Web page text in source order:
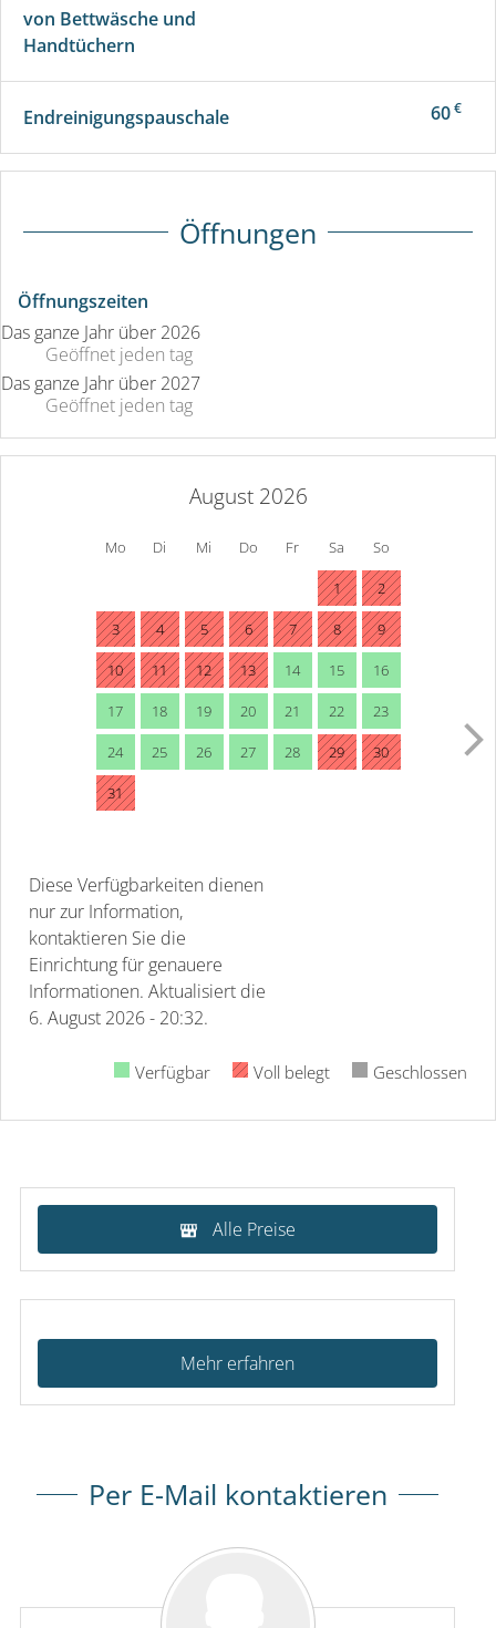
von Bettwäsche und
Handtüchern
Endreinigungspauschale 60€
Öffnungen
Öffnungszeiten
Das ganze Jahr über 2026
Geöffnet jeden tag
Das ganze Jahr über 2027
Geöffnet jeden tag
August 2026
Mo Di Mi Do Fr Sa So
1 2
3 4 5 6 7 8 9
10 11 12 13 14 15 16
17 18 19 20 21 22 23
24 25 26 27 28 29 30
31
Diese Verfügbarkeiten dienen
nur zur Information,
kontaktieren Sie die
Einrichtung für genauere
Informationen. Aktualisiert die
6. August 2026 - 20:32.
Verfügbar Voll belegt Geschlossen
Alle Preise
Mehr erfahren
Per E-Mail kontaktieren